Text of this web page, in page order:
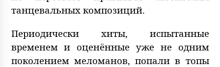
танцевальных композиций.
Периодически хиты, испытанные
временем и оценённые уже не одним
поколением меломанов, попали в топы